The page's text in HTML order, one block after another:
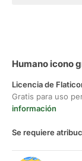
Humano icono
Licencia de
Gratis para uso
información
Se requiere